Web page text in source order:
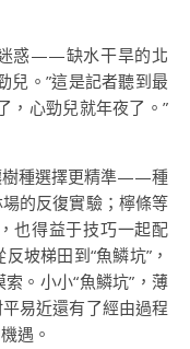
惑——缺水干旱的北
兒。”這是記者聽到最
，心勁兒就年夜了。”
樹種選擇更精準——種
的反復實驗；檸條等
也得益于技巧一起配
坡梯田到“魚鱗坑”，
。小小“魚鱗坑”，薄
易近還有了經由過程
遇。